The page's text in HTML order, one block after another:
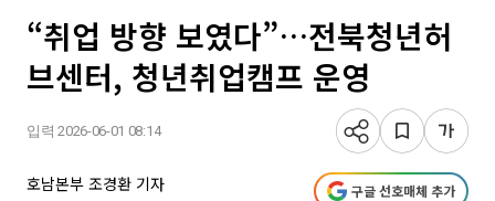
“취업 방향 보였다”…전북청년허
브센터, 청년취업캠프 운영
입력 2026-06-01 08:14
호남본부 조경환 기자 구글 선호매체 추가